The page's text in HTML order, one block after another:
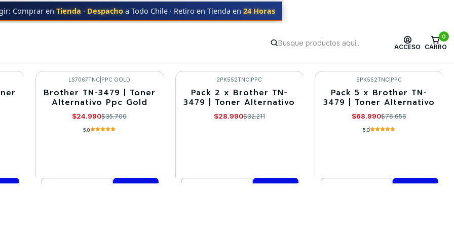
ACCESO
0
CARRO
Comprar en Tienda · Despacho a Todo Chile · Retiro en Tienda en 24 Horas
TN-3479
TN-3479
-30%
LS7067TNC PPC GOLD
Brother TN-3479 | Toner
Alternativo Ppc Gold
$24.990$35.700
5.0
-10%
2PK552TNC PPC
Pack 2 x Brother TN-
3479 | Toner Alternativo
$28.990$32.211
-10%
5PK552TNC| PPC
Pack 5 x Brother TN-
3479 | Toner Alternativo
$68.990$76.656
5.0